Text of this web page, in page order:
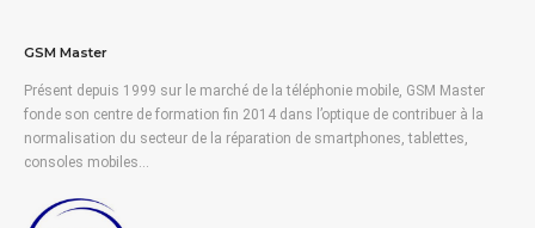
GSM Master
Présent depuis 1999 sur le marché de la téléphonie mobile, GSM Master
fonde son centre de formation fin 2014 dans l’optique de contribuer à la
normalisation du secteur de la réparation de smartphones, tablettes,
consoles mobiles…